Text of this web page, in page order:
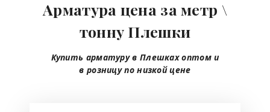
Арматура цена за метр \
тонну Плешки
Купить арматуру в Плешкахоптоми
в розницупо низкой цене